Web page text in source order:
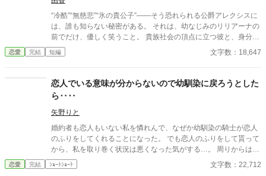
“冷酷”“無慈悲”“氷の貴公子”――そう恐れられる公爵アレクシスに
は、誰も知らない秘密がある。 それは、幼なじみのリリアーナの
前でだけ、優しく笑うこと。 貴族社会の頂点に立つ彼と、身分の
低い彼女。 決して交わらないはずの二人なのに、彼は彼女を守
り、触れ、独占しようとする。 「俺が笑うのは、お前の前だけ
係は周囲を巻き込み、彼の“冷酷”と呼ばれる理由、そして彼女へ
の想いの深さが暴かれていく―― これは、氷のような男が、たっ
た一人にだけ溺れる物語。
恋愛 完結 短編 文字数：18,647
恋人でいる意味が分からないので幼馴染に戻ろうとした
ら‥‥
矢野りと
婚約者も恋人もいない私を憐れんで、なぜか幼馴染の騎士が恋人
のふりをしてくれることになった。 でも恋人のふりをして貰って
から、私を取り巻く状況は悪くなった気がする…。 周りからは
『釣り合っていない』と言われるし、彼は私を庇うこともしてく
れない。 ――あれっ？ 私って恋人でいる意味あるかしら…。 ＊
恋愛 完結 ｼｮｰﾄｼｮｰﾄ 文字数：22,712